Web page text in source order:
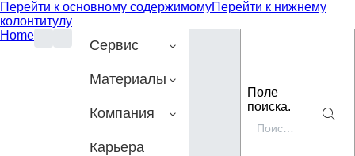
Перейти к основному содержимомуПерейти к нижнему
колонтитулу
Home
Сервис
Материалы
Компания
Карьера
Поле
поиска.